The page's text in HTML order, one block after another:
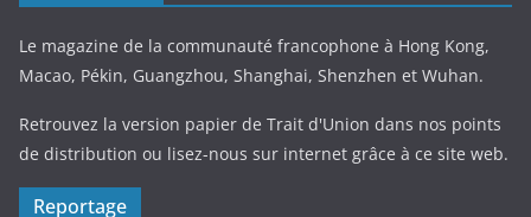
Le magazine de la communauté francophone à Hong Kong,
Macao, Pékin, Guangzhou, Shanghai, Shenzhen et Wuhan.
Retrouvez la version papier de Trait d'Union dans nos points
de distribution ou lisez-nous sur internet grâce à ce site web.
Reportage